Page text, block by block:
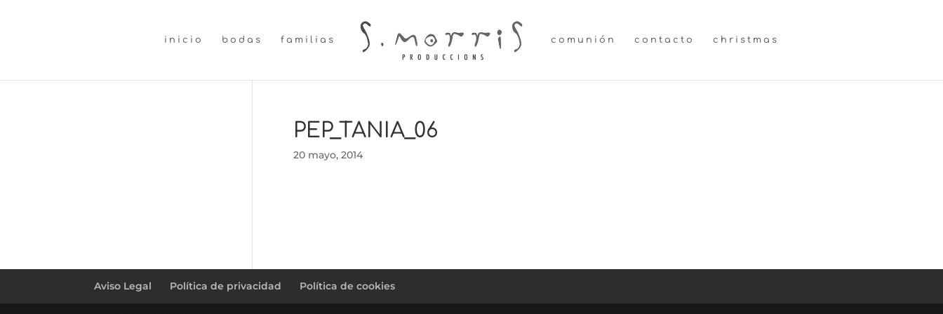
inicio bodas familias comunión contacto christmas
PEP_TANIA_06
20 mayo, 2014
Aviso Legal Política de privacidad Política de cookies